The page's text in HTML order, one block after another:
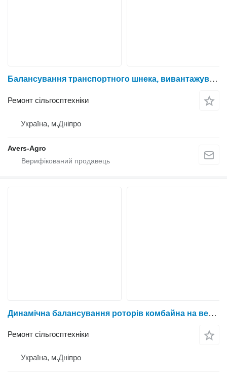
Балансування транспортного шнека, вивантажувального шнека на верстаті
Ремонт сільгосптехніки
Україна, м.Дніпро
Avers-Agro
Динамічна балансування роторів комбайна на верстаті універсальному дорезонансному 9Д716
Ремонт сільгосптехніки
Україна, м.Дніпро